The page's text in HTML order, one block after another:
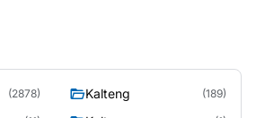
(2878) Kalteng (189)